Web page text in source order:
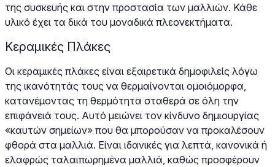
της συσκευής και στην προστασία των μαλλιών. Κάθε
υλικό έχει τα δικά του μοναδικά πλεονεκτήματα.
Κεραμικές Πλάκες
Οι κεραμικές πλάκες είναι εξαιρετικά δημοφιλείς λόγω
της ικανότητάς τους να θερμαίνονται ομοιόμορφα,
κατανέμοντας τη θερμότητα σταθερά σε όλη την
επιφάνειά τους. Αυτό μειώνει τον κίνδυνο δημιουργίας
«καυτών σημείων» που θα μπορούσαν να προκαλέσουν
φθορά στα μαλλιά. Είναι ιδανικές για λεπτά, κανονικά ή
ελαφρώς ταλαιπωρημένα μαλλιά, καθώς προσφέρουν